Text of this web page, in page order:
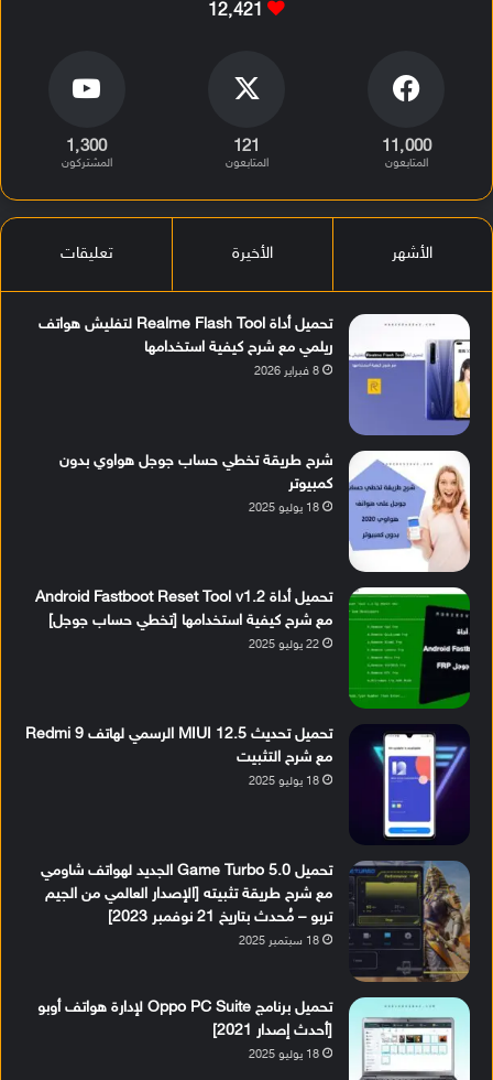
12٬421
11٬000
المتابعون
121
المتابعون
1٬300
المشتركون
الأشهر الأخيرة تعليقات
تحميل أداة Realme Flash Tool لتفليش هواتف
ريلمي مع شرح كيفية استخدامها
8 فبراير 2026
شرح طريقة تخطي حساب جوجل هواوي بدون
كمبيوتر
18 يوليو 2025
تحميل أداة Android Fastboot Reset Tool v1.2
مع شرح كيفية استخدامها [تخطي حساب جوجل]
22 يوليو 2025
تحميل تحديث MIUI 12.5 الرسمي لهاتف Redmi 9
مع شرح التثبيت
18 يوليو 2025
تحميل Game Turbo 5.0 الجديد لهواتف شاومي
مع شرح طريقة تثبيته [الإصدار العالمي من الجيم
تربو – مُحدث بتاريخ 21 نوفمبر 2023]
18 سبتمبر 2025
تحميل برنامج Oppo PC Suite لإدارة هواتف أوبو
[أحدث إصدار 2021]
18 يوليو 2025